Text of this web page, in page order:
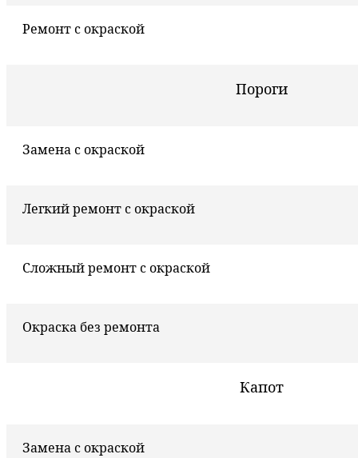
Ремонт с окраской
Пороги
Замена с окраской
Легкий ремонт с окраской
Сложный ремонт с окраской
Окраска без ремонта
Капот
Замена с окраской